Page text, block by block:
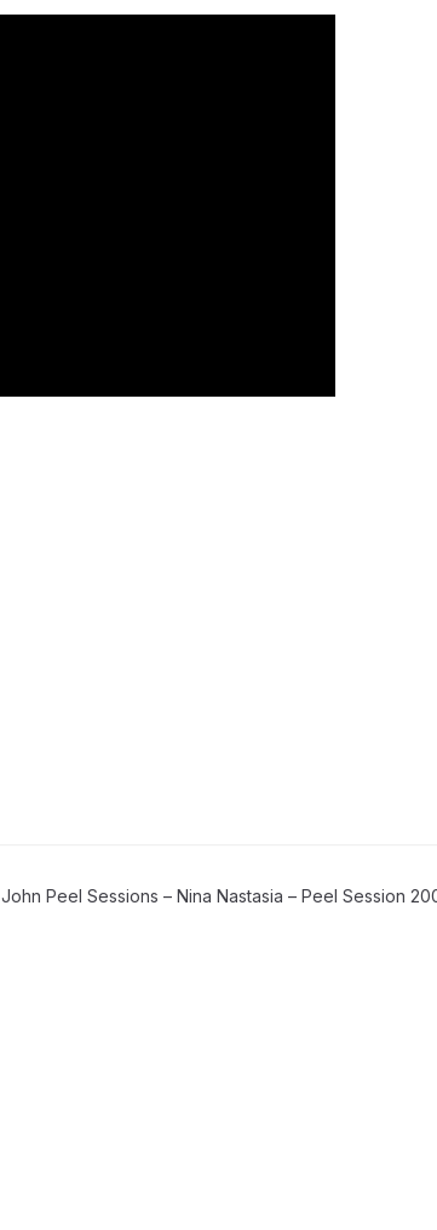
John Peel Sessions – Nina Nastasia – Peel Session